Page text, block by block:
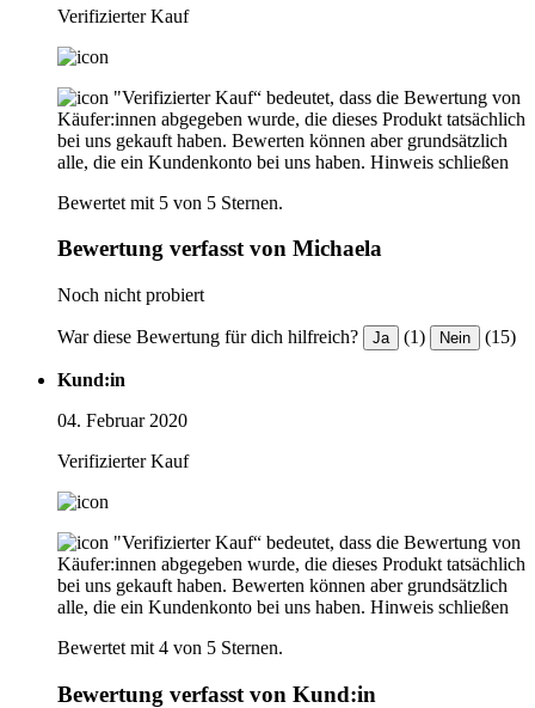
Verifizierter Kauf
"Verifizierter Kauf“ bedeutet, dass die Bewertung von
Käufer:innen abgegeben wurde, die dieses Produkt tatsächlich
bei uns gekauft haben. Bewerten können aber grundsätzlich
alle, die ein Kundenkonto bei uns haben. Hinweis schließen
Bewertet mit 5 von 5 Sternen.
Bewertung verfasst von Michaela
Noch nicht probiert
War diese Bewertung für dich hilfreich? Ja (1) Nein (15)
Kund:in
04. Februar 2020
Verifizierter Kauf
"Verifizierter Kauf“ bedeutet, dass die Bewertung von
Käufer:innen abgegeben wurde, die dieses Produkt tatsächlich
bei uns gekauft haben. Bewerten können aber grundsätzlich
alle, die ein Kundenkonto bei uns haben. Hinweis schließen
Bewertet mit 4 von 5 Sternen.
Bewertung verfasst von Kund:in